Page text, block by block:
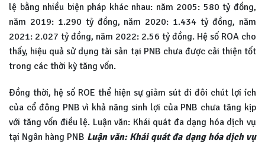
lệ bằng nhiều biện pháp khác nhau: năm 2005: 580 tỷ đồng,
năm 2019: 1.290 tỷ đồng, năm 2020: 1.434 tỷ đồng, năm
2021: 2.027 tỷ đồng, năm 2022: 2.56 tỷ đồng. Hệ số ROA cho
thấy, hiệu quả sử dụng tài sản tại PNB chưa được cải thiện tốt
trong các thời kỳ tăng vốn.
Đồng thời, hệ số ROE thể hiện sự giảm sút đi đôi chút lợi ích
của cổ đông PNB vì khả năng sinh lợi của PNB chưa tăng kịp
với tăng vốn điều lệ. Luận văn: Khái quát đa dạng hóa dịch vụ
tại Ngân hàng PNB Luận văn: Khái quát đa dạng hóa dịch vụ